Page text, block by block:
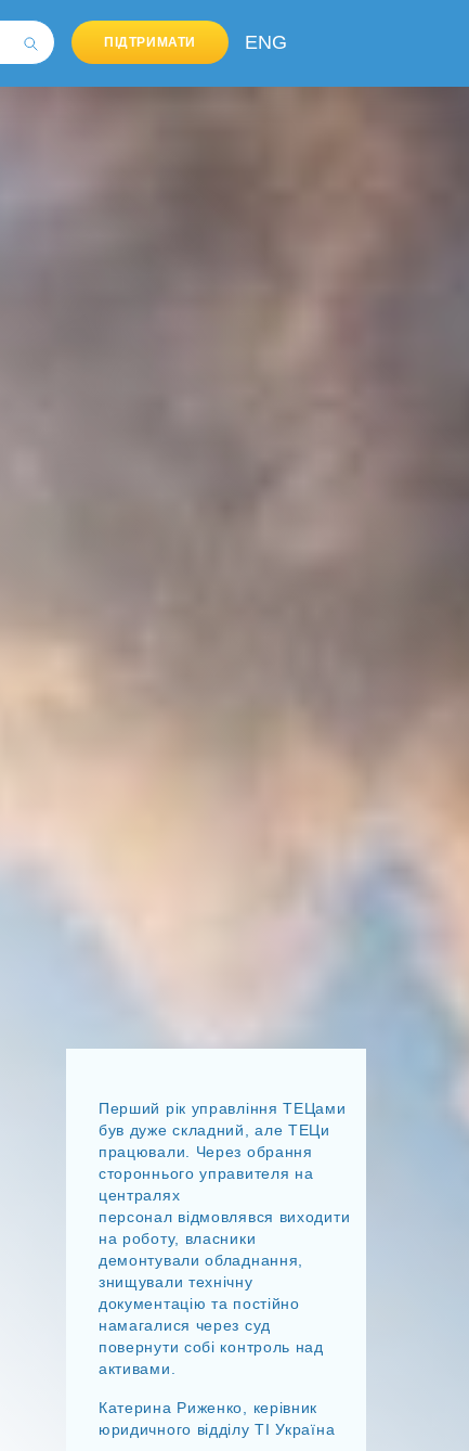
ПІДТРИМАТИ ENG
Перший рік управління ТЕЦами
був дуже складний, але ТЕЦи
працювали. Через обрання
стороннього управителя на
централях
персонал відмовлявся виходити
на роботу, власники
демонтували обладнання,
знищували технічну
документацію та постійно
намагалися через суд
повернути собі контроль над
активами.
Катерина Риженко, керівник
юридичного відділу ТІ Україна